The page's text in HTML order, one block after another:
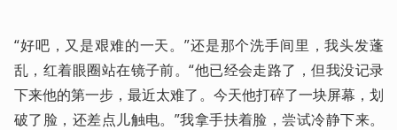
“好吧，又是艰难的一天。”还是那个洗手间里，我头发蓬
乱，红着眼圈站在镜子前。“他已经会走路了，但我没记录
下来他的第一步，最近太难了。今天他打碎了一块屏幕，划
破了脸，还差点儿触电。”我拿手扶着脸，尝试冷静下来。